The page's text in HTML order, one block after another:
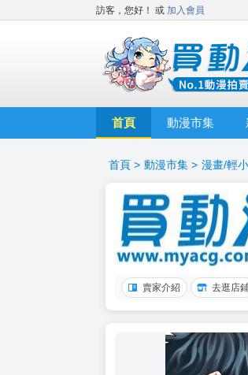
訪客，您好！ 或 加入會員
首頁 動漫市集
首頁 > 動漫市集 > 漫畫/輕
賣家介紹 去逛店